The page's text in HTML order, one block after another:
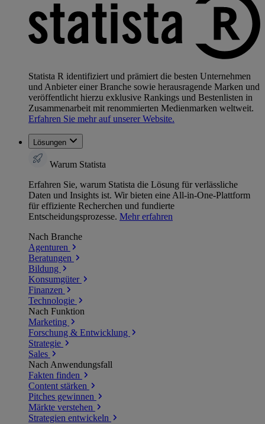
Statista R identifiziert und prämiert die besten Unternehmen
und Anbieter einer Branche sowie herausragende Marken und
veröffentlicht hierzu exklusive Rankings und Bestenlisten in
Zusammenarbeit mit renommierten Medienmarken weltweit.
Erfahren Sie mehr auf unserer Website.
Lösungen
Warum Statista
Erfahren Sie, warum Statista die Lösung für verlässliche
Daten und Insights ist. Wir bieten eine All-in-One-Plattform
für effiziente Recherchen und fundierte
Entscheidungsprozesse. Mehr erfahren
Nach Branche
Agenturen
Beratungen
Bildung
Konsumgüter
Finanzen
Technologie
Nach Funktion
Marketing
Forschung & Entwicklung
Strategie
Sales
Nach Anwendungsfall
Fakten finden
Content stärken
Pitches gewinnen
Märkte verstehen
Strategien entwickeln